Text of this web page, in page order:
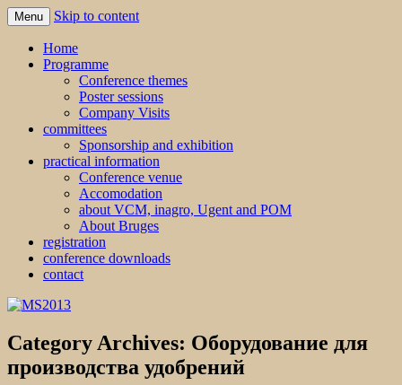
MS2013
Menu Skip to content
Home
Programme
Conference themes
Poster sessions
Company Visits
committees
Sponsorship and exhibition
practical information
Conference venue
Accomodation
about VCM, inagro, Ugent and POM
About Bruges
registration
conference downloads
contact
Category Archives: Оборудование для
производства удобрений